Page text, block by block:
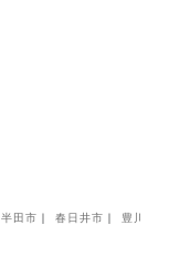
半田市 春日井市 豊川市